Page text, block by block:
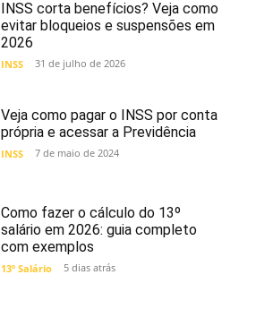
INSS corta benefícios? Veja como
evitar bloqueios e suspensões em
2026
INSS 31 de julho de 2026
Veja como pagar o INSS por conta
própria e acessar a Previdência
INSS 7 de maio de 2024
Como fazer o cálculo do 13º
salário em 2026: guia completo
com exemplos
13º Salário 5 dias atrás